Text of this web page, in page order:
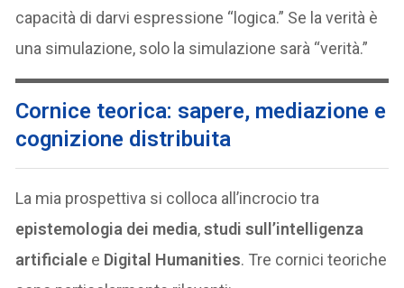
capacità di darvi espressione “logica.” Se la verità è
una simulazione, solo la simulazione sarà “verità.”
Cornice teorica: sapere, mediazione e
cognizione distribuita
La mia prospettiva si colloca all’incrocio tra
epistemologia dei media,studi sull’intelligenza
artificiale e Digital Humanities. Tre cornici teoriche